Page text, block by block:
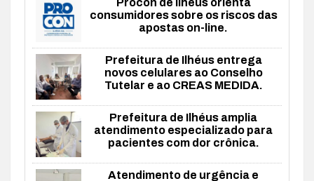
Procon de Ilhéus orienta
consumidores sobre os riscos das
apostas on-line.
Prefeitura de Ilhéus entrega
novos celulares ao Conselho
Tutelar e ao CREAS MEDIDA.
Prefeitura de Ilhéus amplia
atendimento especializado para
pacientes com dor crônica.
Atendimento de urgência e